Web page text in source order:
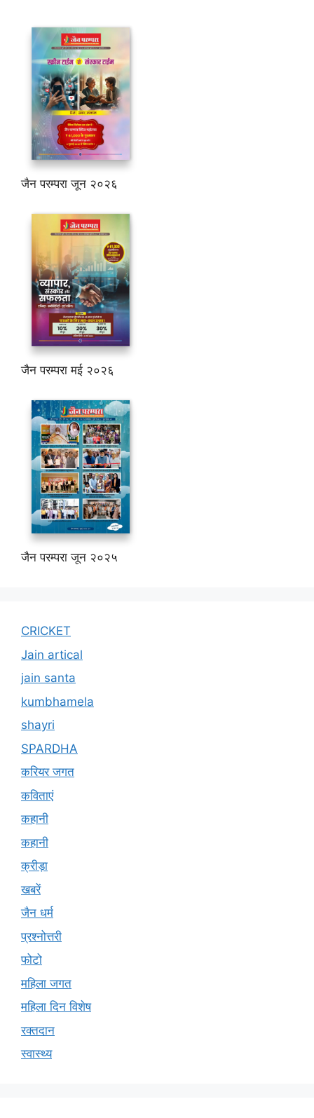
जैन परम्परा जून २०२६
जैन परम्परा मई २०२६
जैन परम्परा जून २०२५
CRICKET
Jain artical
jain santa
kumbhamela
shayri
SPARDHA
करियर जगत
कविताएं
कहानी
कहानी
क्रीड़ा
खबरें
जैन धर्म
प्रश्नोत्तरी
फोटो
महिला जगत
महिला दिन विशेष
रक्तदान
स्वास्थ्य